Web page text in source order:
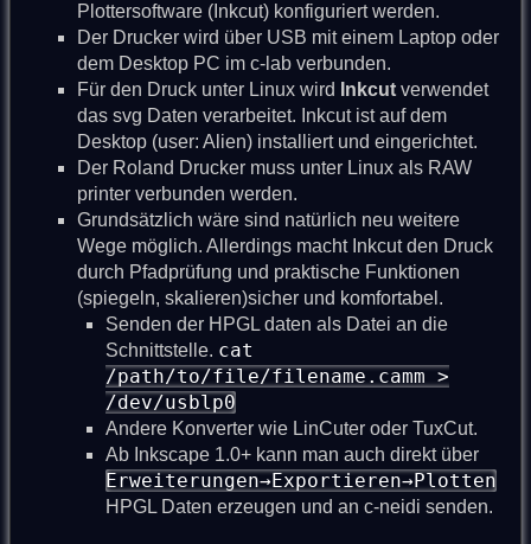
Plottersoftware (Inkcut) konfiguriert werden.
Der Drucker wird über USB mit einem Laptop oder
dem Desktop PC im c-lab verbunden.
Für den Druck unter Linux wird
Inkcut verwendet
das svg Daten verarbeitet. Inkcut ist auf dem
Desktop (user: Alien) installiert und eingerichtet.
Der Roland Drucker muss unter Linux als RAW
printer verbunden werden.
Grundsätzlich wäre sind natürlich neu weitere
Wege möglich. Allerdings macht Inkcut den Druck
durch Pfadprüfung und praktische Funktionen
(spiegeln, skalieren)sicher und komfortabel.
Senden der HPGL daten als Datei an die
Schnittstelle. cat
/path/to/file/filename.camm >
/dev/usblp0
Andere Konverter wie LinCuter oder TuxCut.
Ab Inkscape 1.0+ kann man auch direkt über
Erweiterungen→Exportieren→Plotten
HPGL Daten erzeugen und an c-neidi senden.